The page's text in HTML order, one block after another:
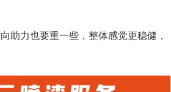
助力也要重一些，整体感觉更稳健，